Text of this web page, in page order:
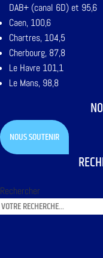
DAB+ (canal 6D) et 95,6
Caen, 100,6
Chartres, 104,5
Cherbourg, 87,8
Le Havre 101,1
Le Mans, 98,8
NOUS SOUTENIR
Rechercher